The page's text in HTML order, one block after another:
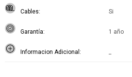
Cables Si
Garantía 1 año
Informacion Adicional